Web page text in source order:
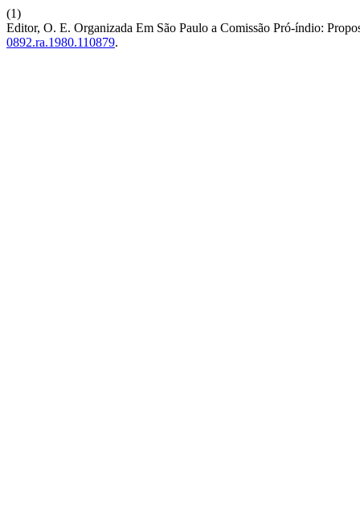
(1)
Editor, O. E. Organizada Em São Paulo a Comissão Pró-índio:
0892.ra.1980.110879.